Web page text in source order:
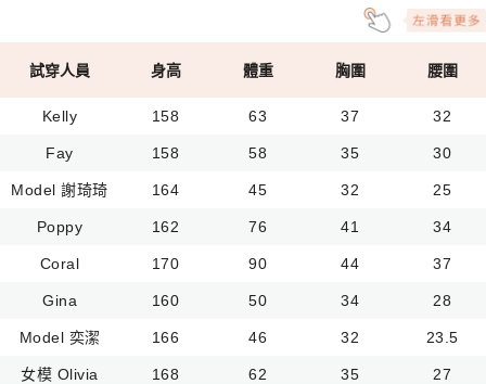
試穿人員 身高 體重 胸圍 腰圍
Kelly 158 63 37 32
Fay 158 58 35 30
Model 謝琦琦 164 45 32 25
Poppy 162 76 41 34
Coral 170 90 44 37
Gina 160 50 34 28
Model 奕潔 166 46 32 23.5
女模 Olivia 168 62 35 27